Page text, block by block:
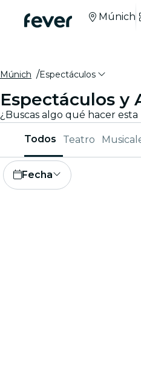
Múnich
Múnich Espectáculos
Espectáculos y
Todos Teatro
Fecha